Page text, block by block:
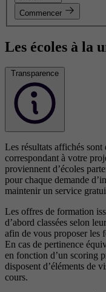
Commencer
Les écoles à la
Transparence
Les résultats affichés
correspondant à votre
proviennent d’écoles
pour chaque demande
maintenir un service
Les offres de formation
d’abord classées selon
afin de vous proposer les
En cas de pertinence
en fonction d’un scoring
disposent d’éléments de
cours.